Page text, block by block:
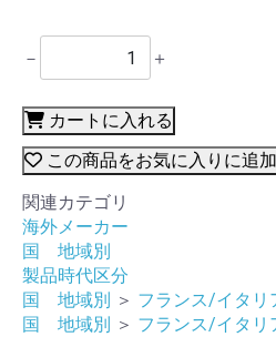
－ ＋
カートに入れる
この商品をお気に入りに追加
関連カテゴリ
海外メーカー
国 地域別
製品時代区分
国 地域別 ＞ フランス/イタ
国 地域別 ＞ フランス/イタ